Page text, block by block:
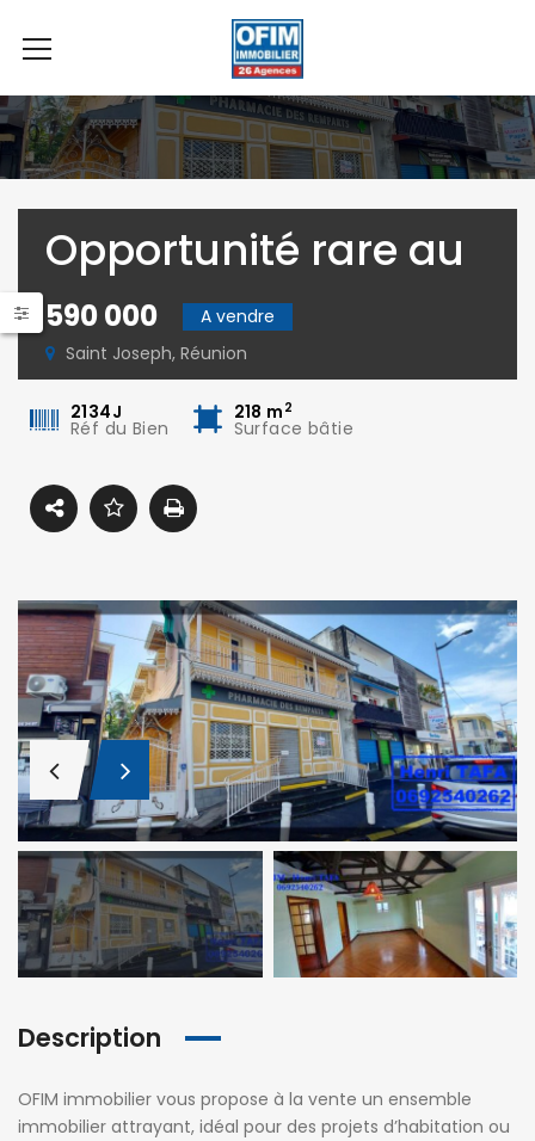
Opportunité rare au
Cœur de St-Joseph :
Ensemble
Immobilier
Polyvalent à Vendre
590 000
A vendre
Saint Joseph, Réunion
2134J
Réf du Bien
218 m 2
Surface bâtie
Description
OFIM immobilier vous propose à la vente un ensemble
immobilier attrayant, idéal pour des projets d’habitation ou